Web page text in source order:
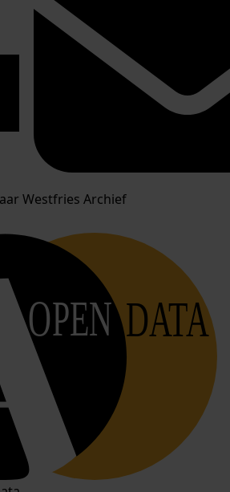
Westfries Archief
OPEN DATA